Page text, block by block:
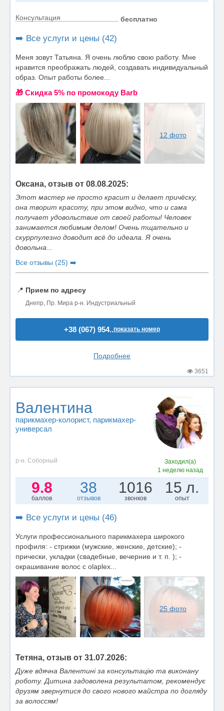
Консультация бесплатно
➡️ Все услуги и цены (42)
Меня зовут Татьяна. Я очень люблю свою работу. Мне
нравится преображать людей, создавать индивидуальный
образ. Опыт работы более...
🎁 Cкидка 5% по промокоду Barb
12 фото
Оксана, отзыв от 08.08.2025:
Этот мастер не просто красит и делает причёску,
она творит красоту, при этом видно, что и сама
получает удовольствие от своей работы! Человек
занимается любимым делом! Очень тщательно и
скуррпулезно доводит всё до идеала. Я очень
довольна...
Все отзывы (25) ➡️
📍 Прием по адресу
Днепр, Пр. Мира р-н. Индустриальный
+38 (067) 954..показать номер
Подробнее
3651
Валентина
парикмахер-колорист, парикмахер-
универсал
р-н. Соборный
Заходил(а)
1 неделю назад
9.8
баллов
38
отзывов
1016
звонков
15 л.
опыт
➡️ Все услуги и цены (46)
Услуги профессионального парикмахера широкого
профиля: - стрижки (мужские, женские, детские); -
прически, укладки (свадебные, вечерние и т. п. ); -
окрашивание волос с olaplex...
25 фото
Тетяна, отзыв от 31.07.2026:
Дуже вдячна Валентині за консультацію та виконану
роботу. Дитина задоволена результатом, рекомендує
друзям звернутися до свого нового майстра по догляду
за волоссям!